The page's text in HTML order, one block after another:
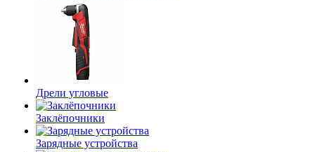
Дрели угловые
Заклёпочники
Зарядные устройства